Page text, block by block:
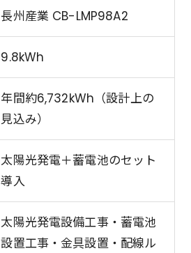
長州産業 CB-LMP98A2
9.8kWh
年間約6,732kWh（設計上の
見込み）
太陽光発電＋蓄電池のセット
導入
太陽光発電設備工事・蓄電池
設置工事・金具設置・配線ル